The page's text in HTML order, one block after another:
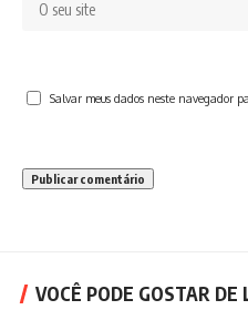
Salvar meus dados neste navegador
VOCÊ PODE GOSTAR DE